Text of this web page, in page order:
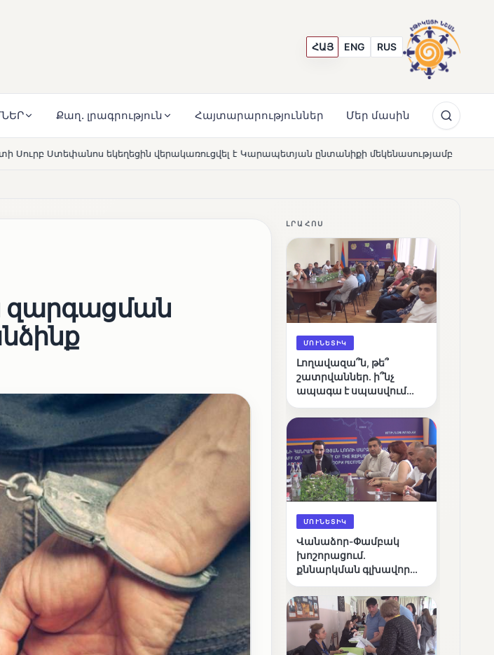
ՀԱՅ ENG RUS
Քաղ. լրագրություն Հայտարարություններ Մեր մասին
է Կարապետյան ընտանիքի մեկենասությամբ NEWS Լողավազա՞ն, թե՞
զարգացման
ԼՐԱՀՈՍ
ՄՈՒՆԵՏԻԿ
Լողավազա՞ն, թե՞
շատրվաններ. ի՞նչ
ապագա է սպասվում
լճին
ՄՈՒՆԵՏԻԿ
Վանաձոր-Փամբակ
խոշորացում.
քննարկման գլխավոր
կառավարո՞ւմ, թե՞
քաղաքական նպատակ